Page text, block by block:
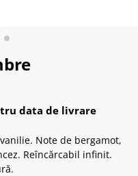
data de livrare
Note de bergamot,
Reîncărcabil infinit.